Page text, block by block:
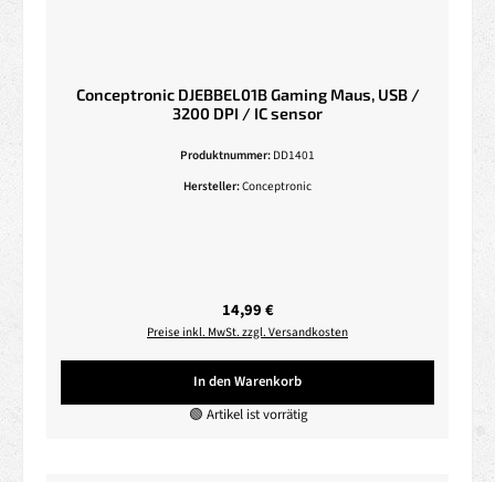
Conceptronic DJEBBEL01B Gaming Maus, USB /
3200 DPI / IC sensor
Produktnummer: DD1401
Hersteller:Conceptronic
Regulärer Preis:
14,99 €
Preise inkl. MwSt. zzgl. Versandkosten
In den Warenkorb
🟢 Artikel ist vorrätig